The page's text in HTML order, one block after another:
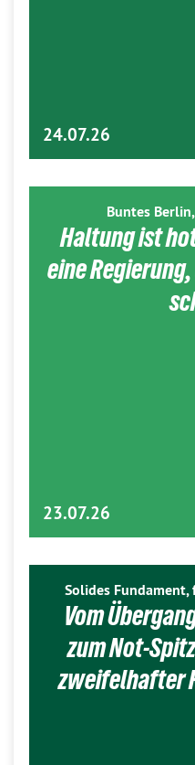
24.07.26
Buntes
Haltung ist
eine
23.07.26
Solides
Vom
zum Not-
zweifelhafter